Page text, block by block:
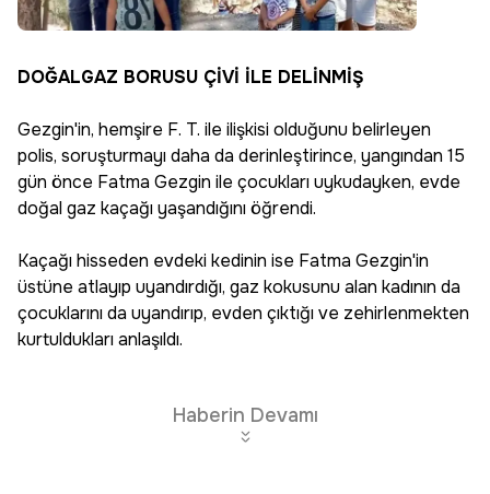
DOĞALGAZ BORUSU ÇİVİ İLE DELİNMİŞ
Gezgin'in, hemşire F. T. ile ilişkisi olduğunu belirleyen
polis, soruşturmayı daha da derinleştirince, yangından 15
gün önce Fatma Gezgin ile çocukları uykudayken, evde
doğal gaz kaçağı yaşandığını öğrendi.
Kaçağı hisseden evdeki kedinin ise Fatma Gezgin'in
üstüne atlayıp uyandırdığı, gaz kokusunu alan kadının da
çocuklarını da uyandırıp, evden çıktığı ve zehirlenmekten
kurtuldukları anlaşıldı.
Haberin Devamı